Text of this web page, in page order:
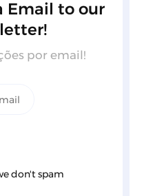
Email to our
por email!
don't spam